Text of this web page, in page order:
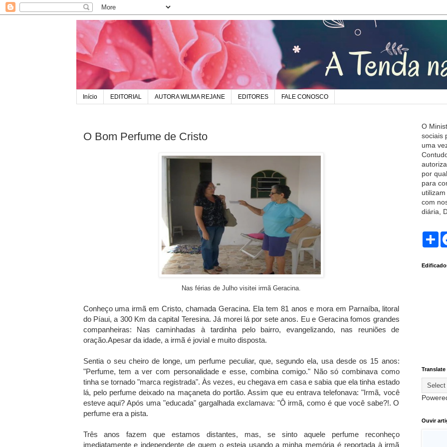
Início EDITORIAL AUTORA WILMA REJANE EDITORES FALE CONOSCO
O Bom Perfume de Cristo
Nas férias de Julho visitei irmã Geracina.
Conheço uma irmã em Cristo, chamada Geracina. Ela tem 81 anos e mora em Parnaíba, litoral
do Píaui, a 300 Km da capital Teresina. Já morei lá por sete anos. Eu e Geracina fomos grandes
companheiras: Nas caminhadas à tardinha pelo bairro, evangelizando, nas reuniões de
oração.Apesar da idade, a irmã é jovial e muito disposta.
Sentia o seu cheiro de longe, um perfume peculiar, que, segundo ela, usa desde os 15 anos:
"Perfume, tem a ver com personalidade e esse, combina comigo." Não só combinava como
tinha se tornado "marca registrada". Às vezes, eu chegava em casa e sabia que ela tinha estado
lá, pelo perfume deixado na maçaneta do portão. Assim que eu entrava telefonava: "Irmã, você
esteve aqui? Após uma "educada" gargalhada exclamava: "Ô irmã, como é que você sabe?!. O
perfume era a pista.
Três anos fazem que estamos distantes, mas, se sinto aquele perfume reconheço
imediatamente e independente de quem o esteja usando a minha memória é reportada à irmã
O
sociais
uma
por
para
com
diária,
S
e
Translate
Ouvir